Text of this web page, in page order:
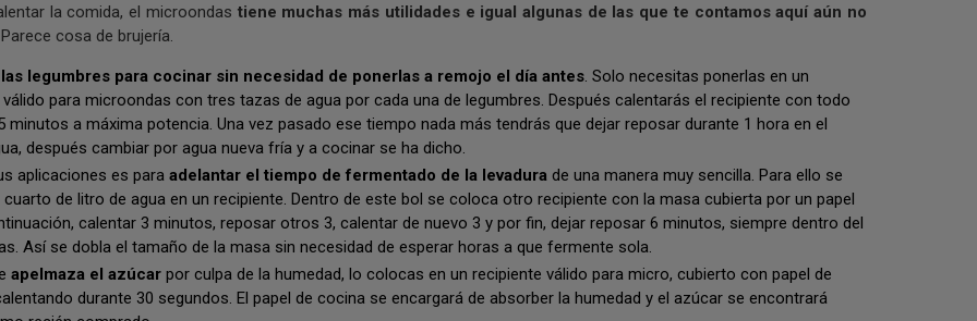
la comida, el microondas tiene muchas más utilidades e igual algunas de las que te contamos aquí aún no
cosa de brujería.
legumbres para cocinar sin necesidad de ponerlas a remojo el día antes. Solo necesitas ponerlas en un
para microondas con tres tazas de agua por cada una de legumbres. Después calentarás el recipiente con todo
minutos a máxima potencia. Una vez pasado ese tiempo nada más tendrás que dejar reposar durante 1 hora en el
después cambiar por agua nueva fría y a cocinar se ha dicho.
aplicaciones es paraadelantar el tiempo de fermentado de la levadurade una manera muy sencilla. Para ello se
de litro de agua en un recipiente. Dentro de este bol se coloca otro recipiente con la masa cubierta por un papel
calentar 3 minutos, reposar otros 3, calentar de nuevo 3 y por fin, dejar reposar 6 minutos, siempre dentro del
Así se dobla el tamaño de la masa sin necesidad de esperar horas a que fermente sola.
apelmaza el azúcar por culpa de la humedad, lo colocas en un recipiente válido para micro, cubierto con papel de
durante 30 segundos. El papel de cocina se encargará de absorber la humedad y el azúcar se encontrará